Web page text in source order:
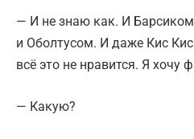
— И не знаю как. И
и Оболтусом. И даже Кис
всё это не нравится. Я хочу
— Какую?